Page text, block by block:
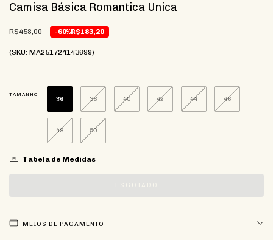
Camisa Básica Romantica Unica
R$458,00 -60%R$183,20
(SKU: MA251724143699)
TAMANHO
36 38 40 42 44 46
48 50
Tabela de Medidas
MEIOS DE PAGAMENTO